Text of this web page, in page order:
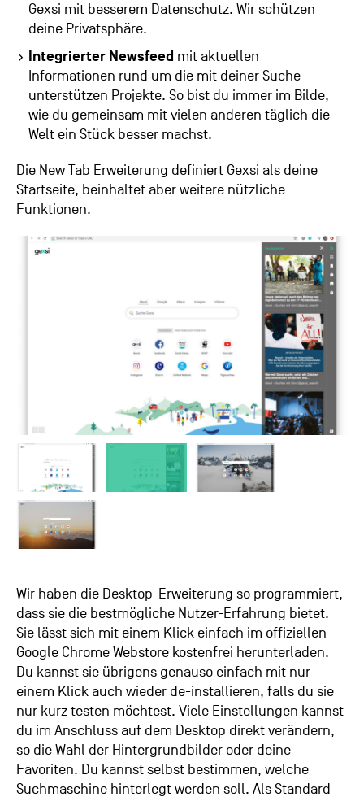
Gexsi mit besserem Datenschutz. Wir schützen
deine Privatsphäre.
Integrierter Newsfeed mit aktuellen
Informationen rund um die mit deiner Suche
unterstützen Projekte. So bist du immer im Bilde,
wie du gemeinsam mit vielen anderen täglich die
Welt ein Stück besser machst.
Die New Tab Erweiterung definiert Gexsi als deine
Startseite, beinhaltet aber weitere nützliche
Funktionen.
Wir haben die Desktop-Erweiterung so programmiert,
dass sie die bestmögliche Nutzer-Erfahrung bietet.
Sie lässt sich mit einem Klick einfach im offiziellen
Google Chrome Webstore kostenfrei herunterladen.
Du kannst sie übrigens genauso einfach mit nur
einem Klick auch wieder de-installieren, falls du sie
nur kurz testen möchtest. Viele Einstellungen kannst
du im Anschluss auf dem Desktop direkt verändern,
so die Wahl der Hintergrundbilder oder deine
Favoriten. Du kannst selbst bestimmen, welche
Suchmaschine hinterlegt werden soll. Als Standard